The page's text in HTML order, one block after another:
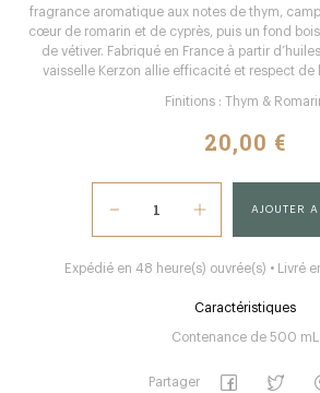
fragrance aromatique aux notes de thym,
cœur de romarin et de cyprès, puis un fond
de vétiver. Fabriqué en France à partir
vaisselle Kerzon allie efficacité et respect de
Finitions : Thym &
20,00 €
AJOUTER
Expédié en 48 heure(s) ouvrée(s) • Livré
Caractéristiques
Contenance de 500 mL
Partager